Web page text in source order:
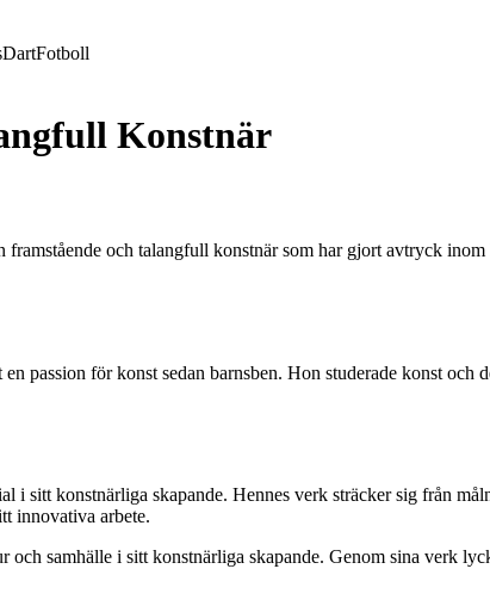
DartFotboll
Konstnär
och talangfull konstnär som har gjort avtryck
för konst sedan barnsben. Hon studerade konst och
sitt konstnärliga skapande. Hennes verk sträcker sig från
innovativa arbete.
och samhälle i sitt konstnärliga skapande. Genom sina verk